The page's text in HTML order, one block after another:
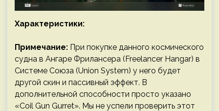
Характеристики:
Примечание: При покупке данного космического
судна в Ангаре Фрилансера (Freelancer Hangar) в
Системе Союза (Union System) у него будет
другой скин и пассивный эффект. В
дополнительной способности просто указано
«Coil Gun Gurret». Мы не успели проверить этот